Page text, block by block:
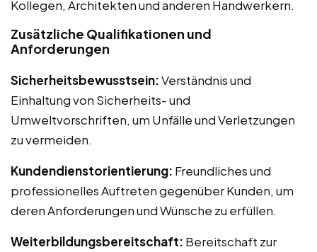
Kollegen, Architekten und anderen Handwerkern.
Zusätzliche Qualifikationen und
Anforderungen
Sicherheitsbewusstsein:Verständnis und
Einhaltung von Sicherheits- und
Umweltvorschriften, um Unfälle und Verletzungen
zu vermeiden.
Kundendienstorientierung: Freundliches und
professionelles Auftreten gegenüber Kunden, um
deren Anforderungen und Wünsche zu erfüllen.
Weiterbildungsbereitschaft: Bereitschaft zur